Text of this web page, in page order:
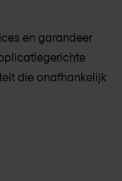
en garandeer
die onafhankelijk